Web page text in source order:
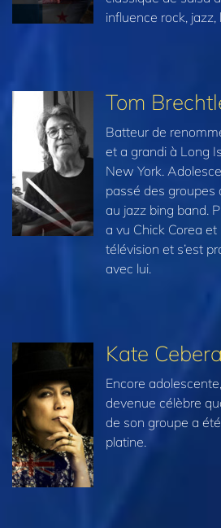
influence rock,
Tom
Batteur de
et a grandi à Long
New York.
passé des groupes
au jazz bing band.
a vu Chick Corea
télévision et s’est
avec lui.
Kate
Encore
devenue célèbre
de son groupe a
platine.